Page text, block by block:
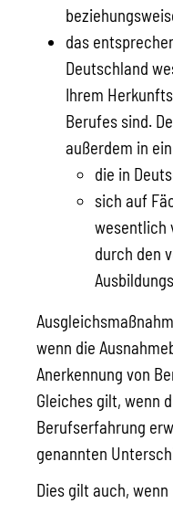
das
Deutschland
Ihrem
Berufes sind.
außerdem in
die in
sich auf
wesentlich
durch den
wenn die
Anerkennung von
Gleiches gilt, wenn
Berufserfahrung
genannten
Dies gilt auch, wenn